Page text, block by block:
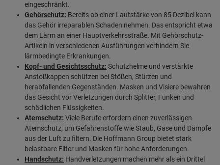
eingeschränkt.
Gehörschutz: Bereits ab einer Lautstärke von 85 Dezibel kann
das Gehör irreparablen Schaden nehmen. Das entspricht etwa
dem Lärm an einer Hauptverkehrsstraße. Mit Gehörschutz-
Artikeln in verschiedenen Ausführungen verhindern Sie
lärmbedingte Erkrankungen.
Kopf- und Gesichtsschutz: Schutzhelme und verstärkte
Anstoßkappen schützen bei Stößen, Stürzen und
herabfallenden Gegenständen. Masken und Visiere bewahren
das Gesicht vor Verletzungen durch Splitter, Funken und
schädlichen Flüssigkeiten.
Atemschutz: Viele Berufe erfordern einen zuverlässigen
Atemschutz, um Gefahrenstoffe wie Staub, Gase und Dämpfe
aus der Luft zu filtern. Die Hoffmann Group bietet stark
belastbare Filter und Masken für hohe Anforderungen.
Handschutz: Handverletzungen machen mehr als ein Drittel